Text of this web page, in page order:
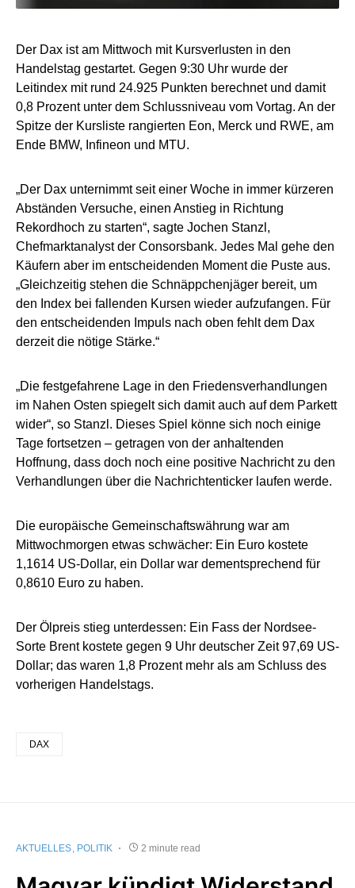
Der Dax ist am Mittwoch mit Kursverlusten in den
Handelstag gestartet. Gegen 9:30 Uhr wurde der
Leitindex mit rund 24.925 Punkten berechnet und damit
0,8 Prozent unter dem Schlussniveau vom Vortag. An der
Spitze der Kursliste rangierten Eon, Merck und RWE, am
Ende BMW, Infineon und MTU.
„Der Dax unternimmt seit einer Woche in immer kürzeren
Abständen Versuche, einen Anstieg in Richtung
Rekordhoch zu starten“, sagte Jochen Stanzl,
Chefmarktanalyst der Consorsbank. Jedes Mal gehe den
Käufern aber im entscheidenden Moment die Puste aus.
„Gleichzeitig stehen die Schnäppchenjäger bereit, um
den Index bei fallenden Kursen wieder aufzufangen. Für
den entscheidenden Impuls nach oben fehlt dem Dax
derzeit die nötige Stärke.“
„Die festgefahrene Lage in den Friedensverhandlungen
im Nahen Osten spiegelt sich damit auch auf dem Parkett
wider“, so Stanzl. Dieses Spiel könne sich noch einige
Tage fortsetzen – getragen von der anhaltenden
Hoffnung, dass doch noch eine positive Nachricht zu den
Verhandlungen über die Nachrichtenticker laufen werde.
Die europäische Gemeinschaftswährung war am
Mittwochmorgen etwas schwächer: Ein Euro kostete
1,1614 US-Dollar, ein Dollar war dementsprechend für
0,8610 Euro zu haben.
Der Ölpreis stieg unterdessen: Ein Fass der Nordsee-
Sorte Brent kostete gegen 9 Uhr deutscher Zeit 97,69 US-
Dollar; das waren 1,8 Prozent mehr als am Schluss des
vorherigen Handelstags.
DAX
AKTUELLES POLITIK 2 minute read